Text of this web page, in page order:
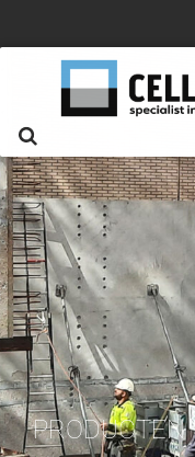
PRODUCTEN